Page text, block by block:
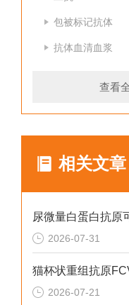
包被标记抗体
抗体血清血浆
查看
相关文章
2026-07-31
猫杯状重组抗原
2026-07-21